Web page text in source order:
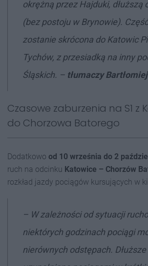
okrężną przez Hajduki, dłuższą
(bez postoju w Brynowie).
zostanie skrócona do Katowic
Tychów, z przesiadką na inny
Śląskich. – tłumaczy
Czasowe zaburzenia na S1 z
do Chorzowa Batorego
Dodatkowo od 10 września do 2
ruch na odcinku Katowice – Chorzów
rozkład jazdy pociągów kursujących w
– W zależności od sytuacji
niektórych godzinach pociągi
nierównych odstępach.